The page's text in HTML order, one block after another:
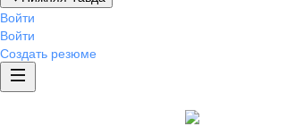
Войти
Войти
Создать резюме